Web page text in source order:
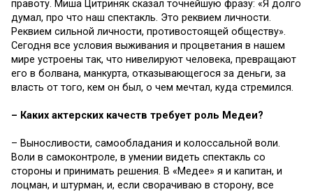
правоту. Миша Цитриняк сказал точнейшую фразу: «Я долго
думал, про что наш спектакль. Это реквием личности.
Реквием сильной личности, противостоящей обществу».
Сегодня все условия выживания и процветания в нашем
мире устроены так, что нивелируют человека, превращают
его в болвана, манкурта, отказывающегося за деньги, за
власть от того, кем он был, о чем мечтал, куда стремился.
– Каких актерских качеств требует роль Медеи?
– Выносливости, самообладания и колоссальной воли.
Воли в самоконтроле, в умении видеть спектакль со
стороны и принимать решения. В «Медее» я и капитан, и
лоцман, и штурман, и, если сворачиваю в сторону, все